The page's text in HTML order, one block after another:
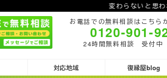
変わらないと思われ
お電話での無料相談はこちら
0120-901-
24時間無料相談 受付中
対応地域 復縁屋blog